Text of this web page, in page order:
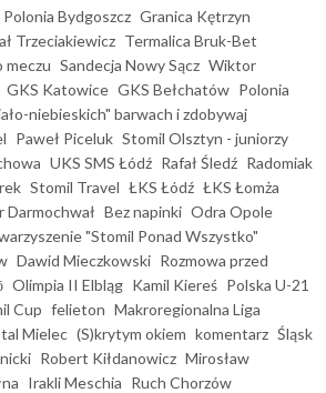
Polonia Bydgoszcz Granica Kętrzyn
Trzeciakiewicz Termalica Bruk-Bet
meczu Sandecja Nowy Sącz Wiktor
GKS Katowice GKS Bełchatów Polonia
niebieskich" barwach i zdobywaj
Paweł Piceluk Stomil Olsztyn - juniorzy
UKS SMS Łódź Rafał Śledź Radomiak
Stomil Travel ŁKS Łódź ŁKS Łomża
Darmochwał Bez napinki Odra Opole
"Stomil Ponad Wszystko"
Dawid Mieczkowski Rozmowa przed
Olimpia II Elbląg Kamil Kiereś Polska U-21
Cup felieton Makroregionalna Liga
Mielec (S)krytym okiem komentarz Śląsk
Robert Kiłdanowicz Mirosław
Irakli Meschia Ruch Chorzów